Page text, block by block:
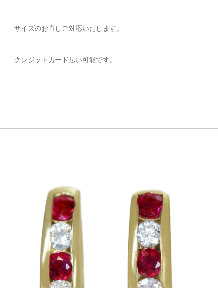
サイズのお直しご対応いたします。
クレジットカード払い可能です。